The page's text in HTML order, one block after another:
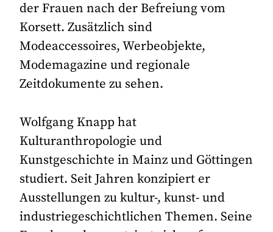
der Frauen nach der Befreiung vom
Korsett. Zusätzlich sind
Modeaccessoires, Werbeobjekte,
Modemagazine und regionale
Zeitdokumente zu sehen.
Wolfgang Knapp hat
Kulturanthropologie und
Kunstgeschichte in Mainz und Göttingen
studiert. Seit Jahren konzipiert er
Ausstellungen zu kultur-, kunst- und
industriegeschichtlichen Themen. Seine